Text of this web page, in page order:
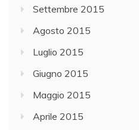
Settembre 2015
Agosto 2015
Luglio 2015
Giugno 2015
Maggio 2015
Aprile 2015